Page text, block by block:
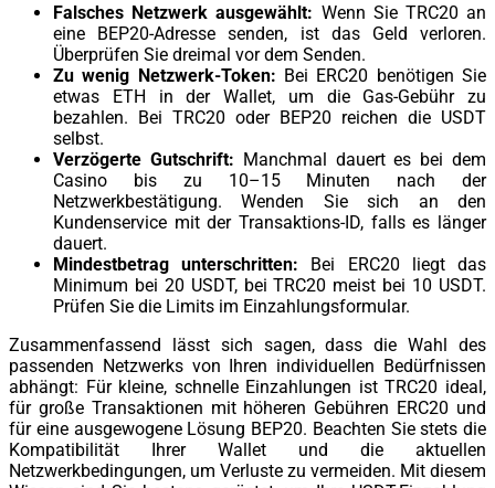
Falsches Netzwerk ausgewählt: Wenn Sie TRC20 an
eine BEP20-Adresse senden, ist das Geld verloren.
Überprüfen Sie dreimal vor dem Senden.
Zu wenig Netzwerk-Token: Bei ERC20 benötigen Sie
etwas ETH in der Wallet, um die Gas-Gebühr zu
bezahlen. Bei TRC20 oder BEP20 reichen die USDT
selbst.
Verzögerte Gutschrift: Manchmal dauert es bei dem
Casino bis zu 10–15 Minuten nach der
Netzwerkbestätigung. Wenden Sie sich an den
Kundenservice mit der Transaktions-ID, falls es länger
dauert.
Mindestbetrag unterschritten: Bei ERC20 liegt das
Minimum bei 20 USDT, bei TRC20 meist bei 10 USDT.
Prüfen Sie die Limits im Einzahlungsformular.
Zusammenfassend lässt sich sagen, dass die Wahl des
passenden Netzwerks von Ihren individuellen Bedürfnissen
abhängt: Für kleine, schnelle Einzahlungen ist TRC20 ideal,
für große Transaktionen mit höheren Gebühren ERC20 und
für eine ausgewogene Lösung BEP20. Beachten Sie stets die
Kompatibilität Ihrer Wallet und die aktuellen
Netzwerkbedingungen, um Verluste zu vermeiden. Mit diesem